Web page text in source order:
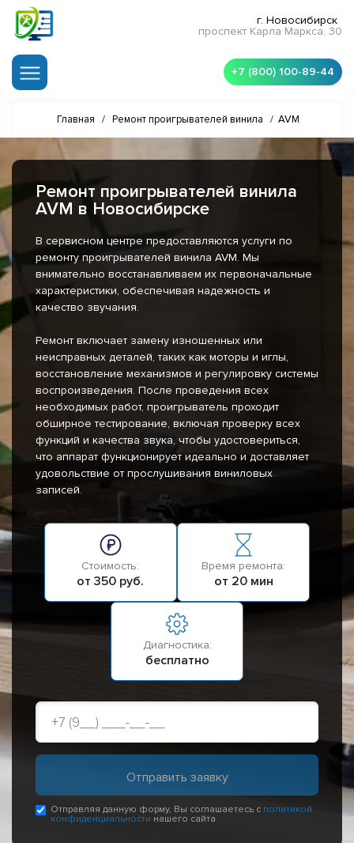
г. Новосибирск
проспект Карла Маркса, 30
+7 (800) 100-89-44
Главная / Ремонт проигрывателей винила / AVM
Ремонт проигрывателей винила
AVM в Новосибирске
В сервисном центре предоставляются услуги по
ремонту проигрывателей винила AVM. Мы
внимательно восстанавливаем их первоначальные
характеристики, обеспечивая надежность и
качество звучания.
Ремонт включает замену изношенных или
неисправных деталей, таких как моторы и иглы,
восстановление механизмов и регулировку системы
воспроизведения. После проведения всех
необходимых работ, проигрыватель проходит
обширное тестирование, включая проверку всех
функций и качества звука, чтобы удостовериться,
что аппарат функционирует идеально и доставляет
удовольствие от прослушивания виниловых
записей.
Стоимость:
от 350 руб.
Время ремонта:
от 20 мин
Диагностика:
бесплатно
Отправляя данную форму, Вы соглашаетесь с политикой
конфиденциальности нашего сайта